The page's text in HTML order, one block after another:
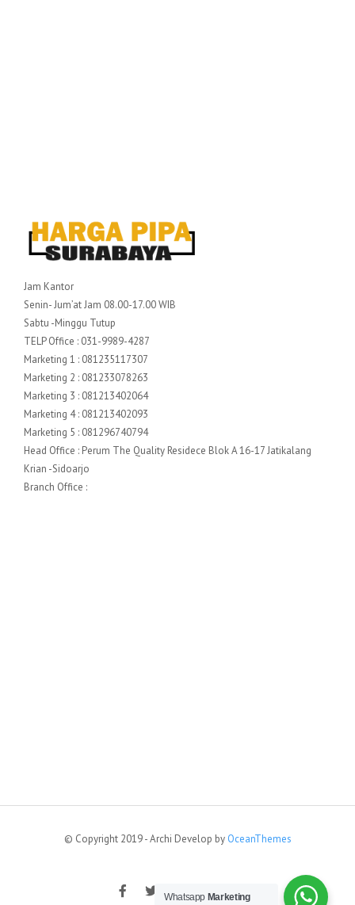
Jam Kantor
Senin- Jum’at Jam 08.00-17.00 WIB
Sabtu -Minggu Tutup
TELP Office : 031-9989-4287
Marketing 1 : 081235117307
Marketing 2 : 081233078263
Marketing 3 : 081213402064
Marketing 4 : 081213402093
Marketing 5 : 081296740794
Head Office : Perum The Quality Residece Blok A 16-17 Jatikalang
Krian -Sidoarjo
Branch Office :
© Copyright 2019 - Archi Develop by OceanThemes
Whatsapp Marketing